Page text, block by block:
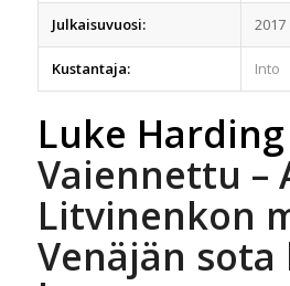
Julkaisuvuosi: 2017
Kustantaja: Into
Luke Harding
Vaiennettu –
Litvinenkon
Venäjän sota